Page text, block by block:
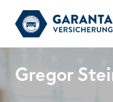
Gregor